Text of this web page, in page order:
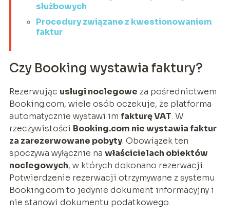
służbowych
Procedury związane z kwestionowaniem
faktur
Czy Booking wystawia faktury?
Rezerwując usługi noclegowe za pośrednictwem
Booking.com, wiele osób oczekuje, że platforma
automatycznie wystawi im fakturę VAT. W
rzeczywistości Booking.com nie wystawia faktur
za zarezerwowane pobyty. Obowiązek ten
spoczywa wyłącznie na właścicielach obiektów
noclegowych, w których dokonano rezerwacji.
Potwierdzenie rezerwacji otrzymywane z systemu
Booking.com to jedynie dokument informacyjny i
nie stanowi dokumentu podatkowego.